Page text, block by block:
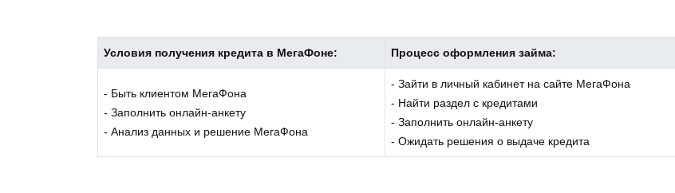
Условия получения кредита в МегаФоне: Процесс оформления займа:
- Быть клиентом МегаФона
- Заполнить онлайн-анкету
- Анализ данных и решение МегаФона
- Зайти в личный кабинет на сайте МегаФона
- Найти раздел с кредитами
- Заполнить онлайн-анкету
- Ожидать решения о выдаче кредита